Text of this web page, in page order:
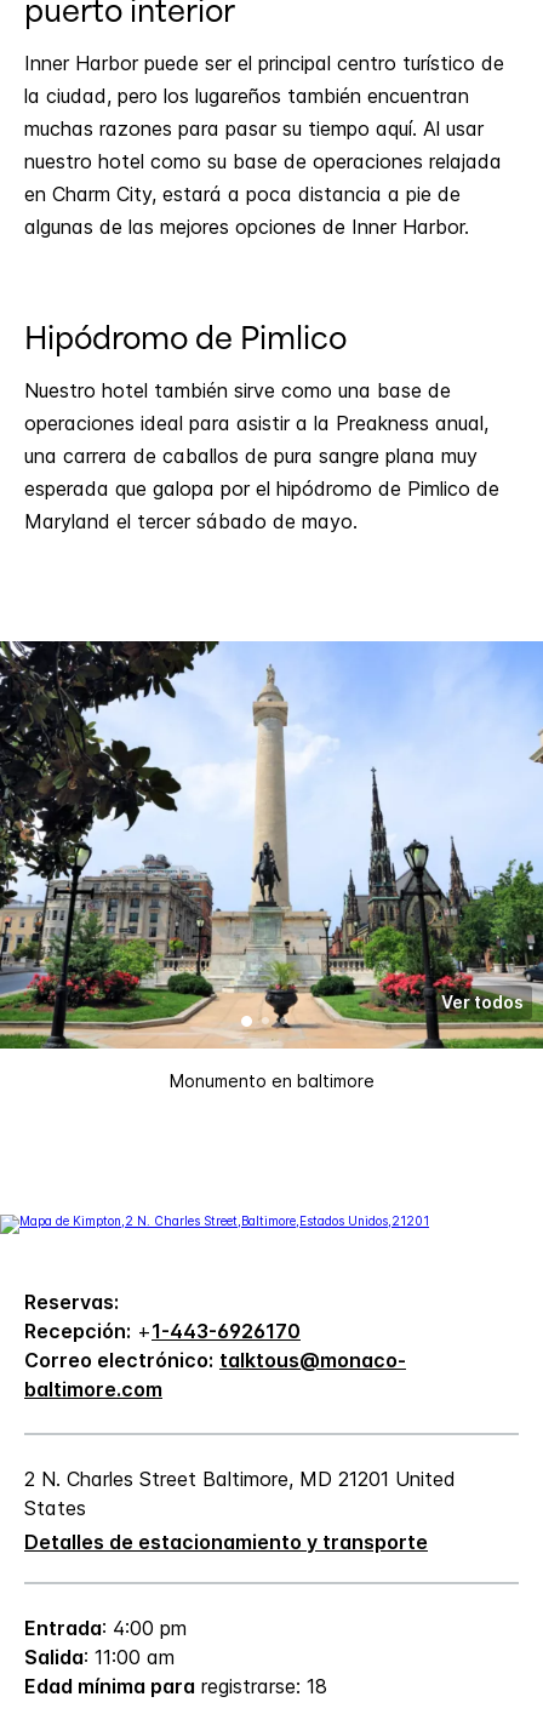
puerto interior
Inner Harbor puede ser el principal centro turístico de
la ciudad, pero los lugareños también encuentran
muchas razones para pasar su tiempo aquí. Al usar
nuestro hotel como su base de operaciones relajada
en Charm City, estará a poca distancia a pie de
algunas de las mejores opciones de Inner Harbor.
Hipódromo de Pimlico
Nuestro hotel también sirve como una base de
operaciones ideal para asistir a la Preakness anual,
una carrera de caballos de pura sangre plana muy
esperada que galopa por el hipódromo de Pimlico de
Maryland el tercer sábado de mayo.
Monumento en baltimore
Ver todos
Reservas:
Recepción: +1-443-6926170
Correo electrónico: talktous@monaco-
baltimore.com
2 N. Charles Street Baltimore, MD 21201 United
States
Detalles de estacionamiento y transporte
Entrada: 4:00 pm
Salida: 11:00 am
Edad mínima para registrarse: 18